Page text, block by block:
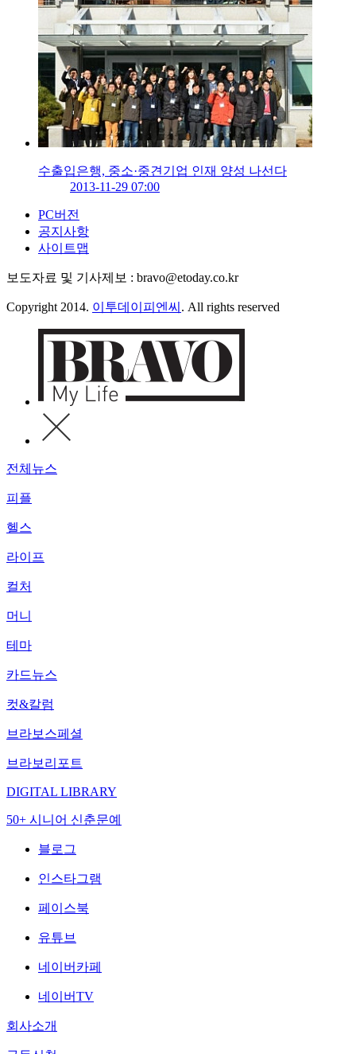
수출입은행, 중소·중견기업 인재 양성 나선다
2013-11-29 07:00
PC버전
공지사항
사이트맵
보도자료 및 기사제보 : bravo@etoday.co.kr
Copyright 2014. 이투데이피엔씨 . All rights reserved
전체뉴스
피플
헬스
라이프
컬처
머니
테마
카드뉴스
컷&칼럼
브라보스페셜
브라보리포트
DIGITAL LIBRARY
50+ 시니어 신춘문예
블로그
인스타그램
페이스북
유튜브
네이버카페
네이버TV
회사소개